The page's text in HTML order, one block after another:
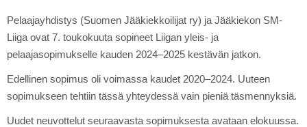
Pelaajayhdistys (Suomen Jääkiekkoilijat ry) ja Jääkiekon SM-
Liiga ovat 7. toukokuuta sopineet Liigan yleis- ja
pelaajasopimukselle kauden 2024–2025 kestävän jatkon.
Edellinen sopimus oli voimassa kaudet 2020–2024. Uuteen
sopimukseen tehtiin tässä yhteydessä vain pieniä täsmennyksiä.
Uudet neuvottelut seuraavasta sopimuksesta avataan elokuussa.